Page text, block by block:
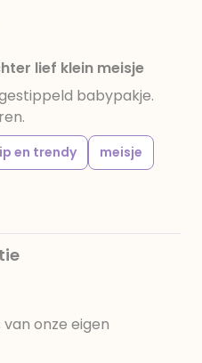
lief klein meisje
babypakje.
en trendy
meisje
onze eigen